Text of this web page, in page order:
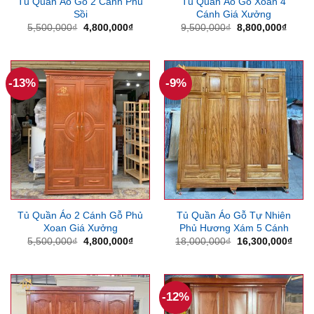
Sồi
5,500,000₫ Giá
4,800,000₫Giá
4,800,000₫.
Cánh Giá Xưởng
9,500,000₫ Giá
8,800,000₫Giá
-13%
Tủ Quần Áo 2 Cánh Gỗ Phủ
Xoan Giá Xưởng
5,500,000₫ Giá
4,800,000₫Giá
4,800,000₫.
-9%
Tủ Quần Áo Gỗ Tự Nhiên
Phủ Hương Xám 5 Cánh
18,000,000₫
Giá
16,300,000₫Giá
-12%